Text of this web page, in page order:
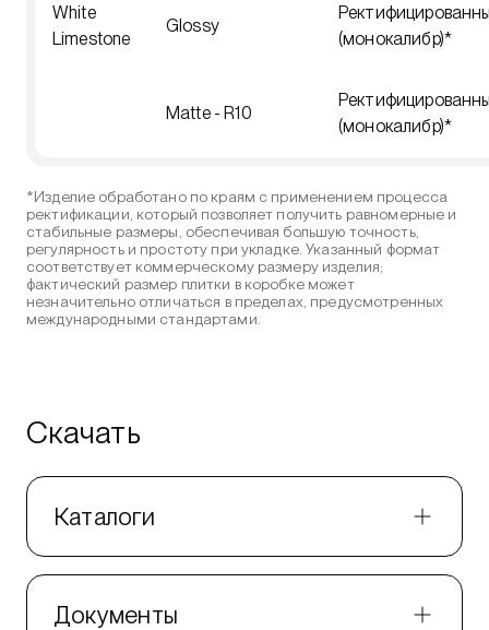
White
Limestone
Glossy
(монокалибр)*
Matte - R10
(монокалибр)*
*Изделие обработано по краям с применением процесса
ректификации, который позволяет получить равномерные и
стабильные размеры, обеспечивая большую точность,
регулярность и простоту при укладке. Указанный формат
соответствует коммерческому размеру изделия;
фактический размер плитки в коробке может
незначительно отличаться в пределах, предусмотренных
международными стандартами.
Скачать
Каталоги
Документы